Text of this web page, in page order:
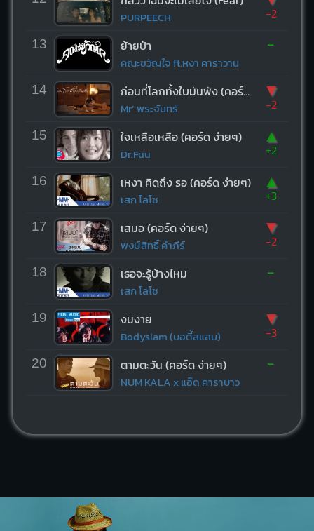
PURPEECH -2
13 ย้ายป่า
คณะขวัญใจ ft.หงา คาราวาน
-
14 ก่อนที่โลกทั้งใบมันพัง (คอร์ด ง่ายๆ)
Mr’ พระจันทร์
▼
-2
15 ใจเหลือเหลือ (คอร์ด ง่ายๆ)
Dr.Fuu
▲
+2
16 เหงา คิดถึง รอ (คอร์ด ง่ายๆ)
เสก โลโซ
▲
+3
17 เสมอ (คอร์ด ง่ายๆ)
พงษ์สิทธิ์ คำภีร์
▼
-2
18 เธอจะรู้บ้างไหม
เสก โลโซ
-
19 งมงาย
Bodyslam (บอดี้สแลม)
▼
-3
20 ตามตะวัน (คอร์ด ง่ายๆ)
NUM KALA x แอ๊ด คาราบาว
-